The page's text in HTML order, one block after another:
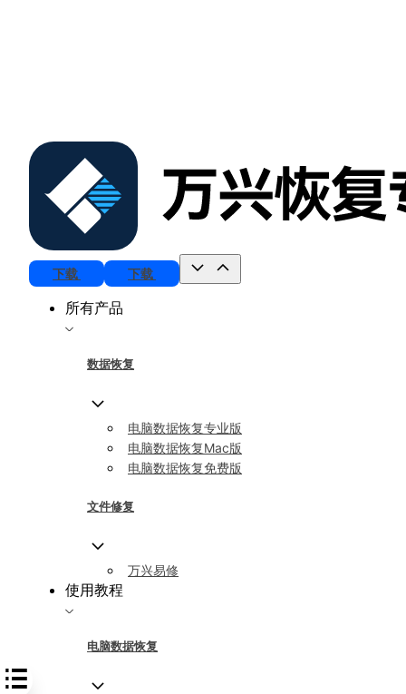
下载 下载
所有产品
数据恢复
电脑数据恢复专业版
电脑数据恢复Mac版
电脑数据恢复免费版
文件修复
万兴易修
使用教程
电脑数据恢复